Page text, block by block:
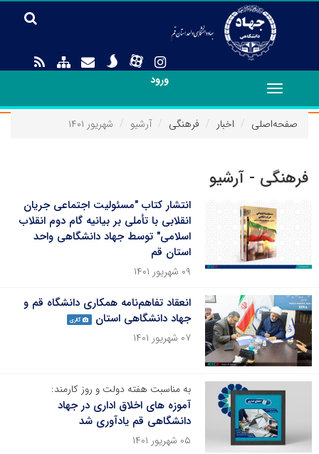
ورود
Toggle
navigation
صفحه‌اصلی
اخبار فرهنگی آرشیو شهریور ۱۴۰۱
فرهنگی - آرشیو
انتشار کتاب "مسئولیت اجتماعی جریان
انقلابی با تأملی بر بیانیه گام دوم انقلاب
اسلامی" توسط جهاد دانشگاهی واحد
استان قم
۰۹ شهریور ۱۴۰۱
انعقاد تفاهم‌نامه‌ همکاری دانشگاه قم و
جهاد دانشگاهی استان
گالری
۰۷ شهریور ۱۴۰۱
به مناسبت هفته دولت و روز کارمند:
آموزه های اخلاق اداری در جهاد
دانشگاهی قم یادآوری شد
۰۵ شهریور ۱۴۰۱